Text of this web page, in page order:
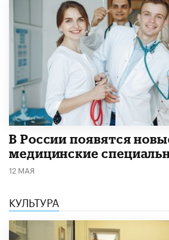
В России появятся
медицинские
12 МАЯ
КУЛЬТУРА